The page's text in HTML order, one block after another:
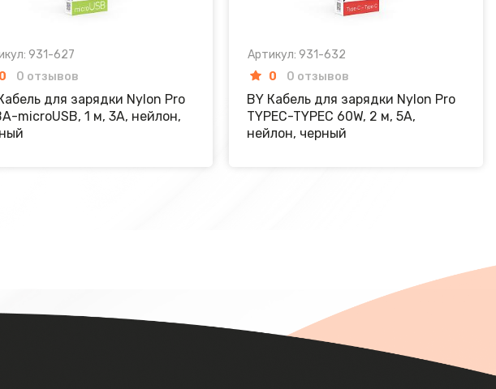
931-627
0
0 отзывов
для зарядки Nylon Pro
microUSB, 1 м, 3A, нейлон,
Артикул: 931-632
0
0 отзывов
BY Кабель для зарядки Nylon Pro
TYPEC-TYPEC 60W, 2 м, 5A,
нейлон, черный